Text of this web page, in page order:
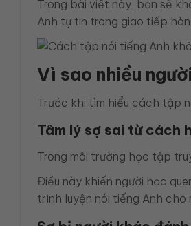
Trong bài viết này, bạn sẽ
Anh tự tin trong giao tiếp
Vì sao nhiều
Trước khi tìm hiểu cách tập
Tâm lý sợ sai từ cách
Trong môi trường học tập
Điều này khiến người học
trình luyện nói tiếng Anh cho